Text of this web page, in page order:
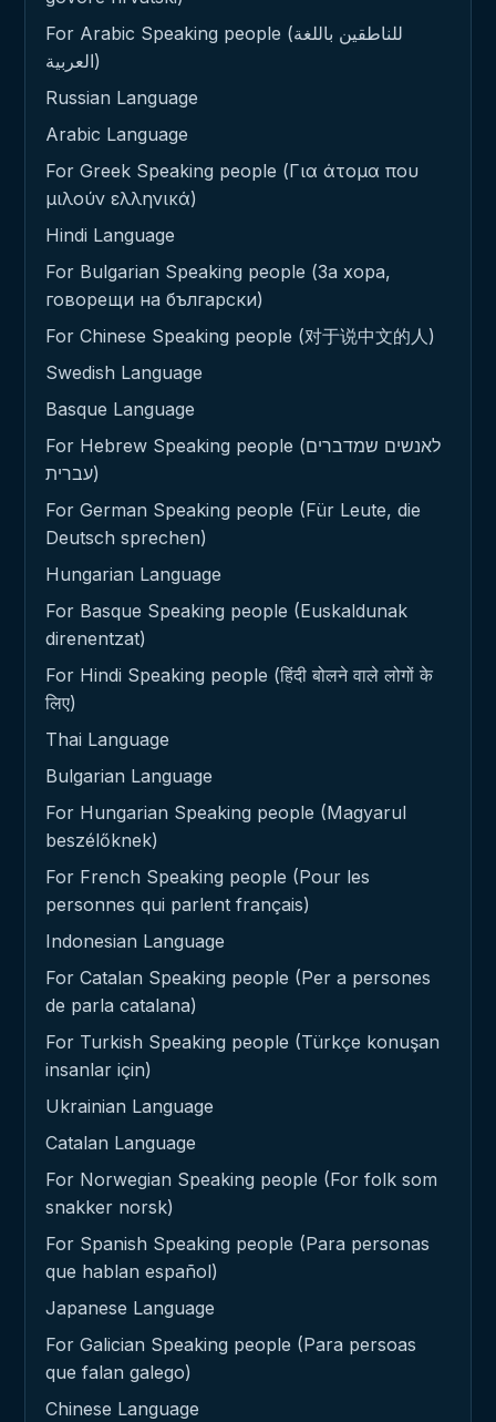
For Arabic Speaking people (للناطقين باللغة
العربية)
Russian Language
Arabic Language
For Greek Speaking people (Για άτομα που
μιλούν ελληνικά)
Hindi Language
For Bulgarian Speaking people (За хора,
говорещи на български)
For Chinese Speaking people (对于说中文的人)
Swedish Language
Basque Language
For Hebrew Speaking people (לאנשים שמדברים
עברית)
For German Speaking people (Für Leute, die
Deutsch sprechen)
Hungarian Language
For Basque Speaking people (Euskaldunak
direnentzat)
For Hindi Speaking people (हिंदी बोलने वाले लोगों के
लिए)
Thai Language
Bulgarian Language
For Hungarian Speaking people (Magyarul
beszélőknek)
For French Speaking people (Pour les
personnes qui parlent français)
Indonesian Language
For Catalan Speaking people (Per a persones
de parla catalana)
For Turkish Speaking people (Türkçe konuşan
insanlar için)
Ukrainian Language
Catalan Language
For Norwegian Speaking people (For folk som
snakker norsk)
For Spanish Speaking people (Para personas
que hablan español)
Japanese Language
For Galician Speaking people (Para persoas
que falan galego)
Chinese Language